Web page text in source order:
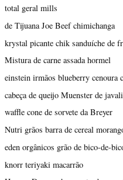
total geral mills
de Tijuana Joe Beef chimichanga
krystal picante chik sanduíche de
Mistura de carne assada hormel
einstein irmãos blueberry cenoura
cabeça de queijo Muenster de javali
waffle cone de sorvete da Breyer
Nutri grãos barra de cereal
eden orgânicos grão de bico-de-
knorr teriyaki macarrão